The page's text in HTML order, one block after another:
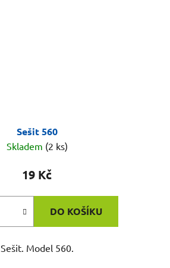
Sešit 560
Skladem (2 ks)
19 Kč
DO KOŠÍKU
Sešit. Model 560.